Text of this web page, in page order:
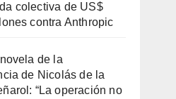
colectiva de US$
contra Anthropic
de la
de Nicolás de la
“La operación no